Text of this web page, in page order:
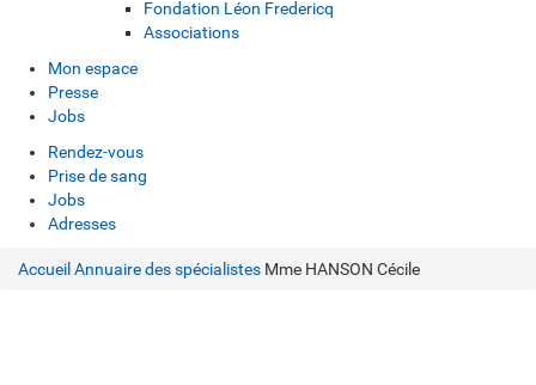
Fondation Léon Fredericq
Associations
Mon espace
Presse
Jobs
Rendez-vous
Prise de sang
Jobs
Adresses
Accueil Annuaire des spécialistes Mme HANSON Cécile